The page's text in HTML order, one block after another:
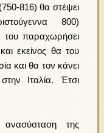
816) θα στέψει
800)
παραχωρήσει
εκείνος θα του
και θα τον κάνει
Ιταλία. Έτσι
της